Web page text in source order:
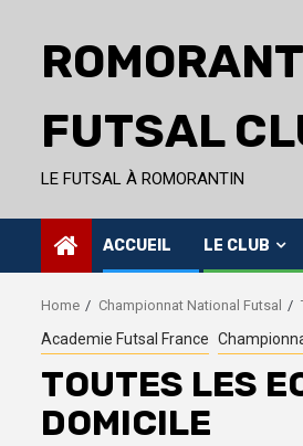
content
FUTSAL
LE FUTSAL À ROMORANTIN
ACCUEIL LE CLUB
Home Championnat National Futsal
Academie Futsal France
TOUTES LES
DOMICILE